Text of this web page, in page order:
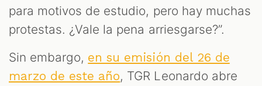
para motivos de estudio, pero hay muchas
protestas. ¿Vale la pena arriesgarse?”.
Sin embargo, en su emisión del 26 de
marzo de este año, TGR Leonardo abre